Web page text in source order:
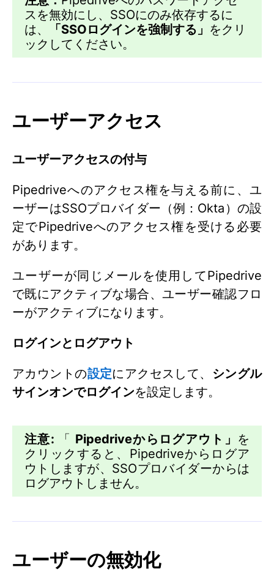
スを無効にし、SSOにのみ依存するに
は、
「SSOログインを強制する」 をクリ
ックしてください。
ユーザーアクセス
ユーザーアクセスの付与
Pipedriveへのアクセス権を与える前に、ユ
ーザーはSSOプロバイダー（例：Okta）の設
定でPipedriveへのアクセス権を受ける必要
があります。
ユーザーが同じメールを使用してPipedrive
で既にアクティブな場合、ユーザー確認フロ
ーがアクティブになります。
ログインとログアウト
アカウントの設定にアクセスして、 シングル
サインオンでログインを設定します。
注意: 「 Pipedriveからログアウト」 を
クリックすると、Pipedriveからログア
ウトしますが、SSOプロバイダーからは
ログアウトしません。
ユーザーの無効化